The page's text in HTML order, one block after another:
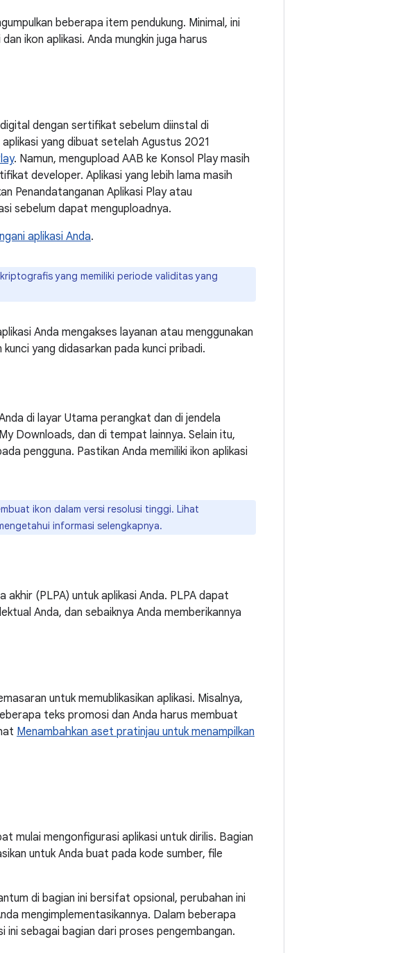
beberapa item pendukung. Minimal, ini
ikon aplikasi. Anda mungkin juga harus
dengan sertifikat sebelum diinstal di
aplikasi yang dibuat setelah Agustus 2021
. Namun, mengupload AAB ke Konsol Play masih
developer. Aplikasi yang lebih lama masih
Penandatanganan Aplikasi Play atau
sebelum dapat menguploadnya.
aplikasi Anda.
yang memiliki periode validitas yang
Anda mengakses layanan atau menggunakan
yang didasarkan pada kunci pribadi.
di layar Utama perangkat dan di jendela
Downloads, dan di tempat lainnya. Selain itu,
pengguna. Pastikan Anda memiliki ikon aplikasi
ikon dalam versi resolusi tinggi. Lihat
informasi selengkapnya.
akhir (PLPA) untuk aplikasi Anda. PLPA dapat
Anda, dan sebaiknya Anda memberikannya
untuk memublikasikan aplikasi. Misalnya,
teks promosi dan Anda harus membuat
Menambahkan aset pratinjau untuk menampilkan
mulai mengonfigurasi aplikasi untuk dirilis. Bagian
untuk Anda buat pada kode sumber, file
di bagian ini bersifat opsional, perubahan ini
mengimplementasikannya. Dalam beberapa
ini sebagai bagian dari proses pengembangan.